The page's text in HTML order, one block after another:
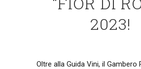
2023!
Oltre alla Guida Vini, il Gambero